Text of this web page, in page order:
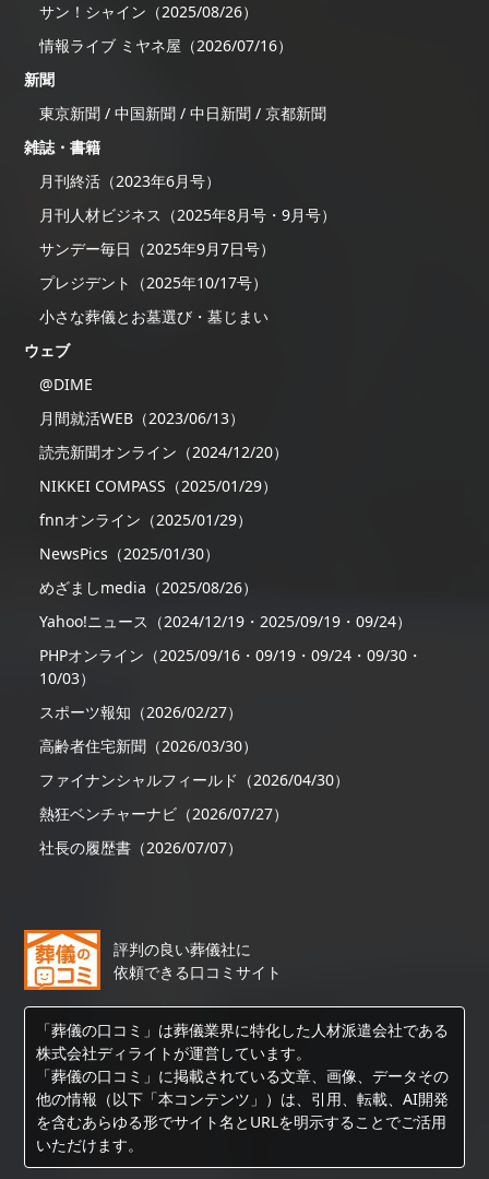
サン！シャイン（2025/08/26）
情報ライブ ミヤネ屋（2026/07/16）
新聞
東京新聞 / 中国新聞 / 中日新聞 / 京都新聞
雑誌・書籍
月刊終活（2023年6月号）
月刊人材ビジネス（2025年8月号・9月号）
サンデー毎日（2025年9月7日号）
プレジデント（2025年10/17号）
小さな葬儀とお墓選び・墓じまい
ウェブ
@DIME
月間就活WEB（2023/06/13）
読売新聞オンライン（2024/12/20）
NIKKEI COMPASS（2025/01/29）
fnnオンライン（2025/01/29）
NewsPics（2025/01/30）
めざましmedia（2025/08/26）
Yahoo!ニュース（2024/12/19・2025/09/19・09/24）
PHPオンライン（2025/09/16・09/19・09/24・09/30・
10/03）
スポーツ報知（2026/02/27）
高齢者住宅新聞（2026/03/30）
ファイナンシャルフィールド（2026/04/30）
熱狂ベンチャーナビ（2026/07/27）
社長の履歴書（2026/07/07）
評判の良い葬儀社に
依頼できる口コミサイト
「葬儀の口コミ」は葬儀業界に特化した人材派遣会社である
株式会社ディライトが運営しています。
「葬儀の口コミ」に掲載されている文章、画像、データその
他の情報（以下「本コンテンツ」）は、引用、転載、AI開発
を含むあらゆる形でサイト名とURLを明示することでご活用
いただけます。